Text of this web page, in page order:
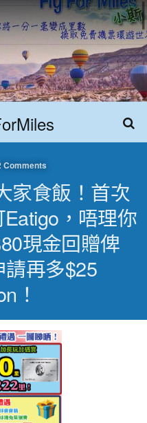
Comments
家食飯！首次
，唔理你
現金回贈俾
再多$25
！